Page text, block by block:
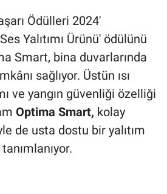
Ödülleri 2024'
Yalıtımı Ürünü' ödülünü
Smart, bina duvarlarında
sağlıyor. Üstün ısı
ve yangın güvenliği özelliği
Optima Smart, kolay
de usta dostu bir yalıtım